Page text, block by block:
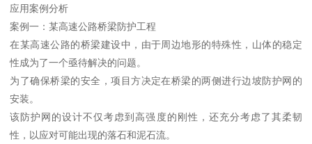
应用案例分析
案例一：某高速公路桥梁防护工程
在某高速公路的桥梁建设中，由于周边地形的特殊性，山体的稳定
性成为了一个亟待解决的问题。
为了确保桥梁的安全，项目方决定在桥梁的两侧进行边坡防护网的
安装。
该防护网的设计不仅考虑到高强度的刚性，还充分考虑了其柔韧
性，以应对可能出现的落石和泥石流。